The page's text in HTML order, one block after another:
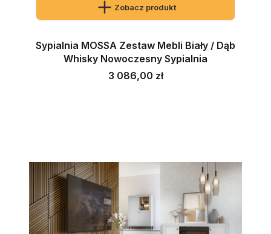
Zobacz produkt
Sypialnia MOSSA Zestaw Mebli Biały / Dąb
Whisky Nowoczesny Sypialnia
Cena
3 086,00 zł